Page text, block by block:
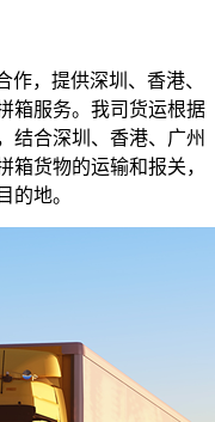
，提供深圳、香港、
箱服务。我司货运根据
结合深圳、香港、广州
箱货物的运输和报关，
的地。